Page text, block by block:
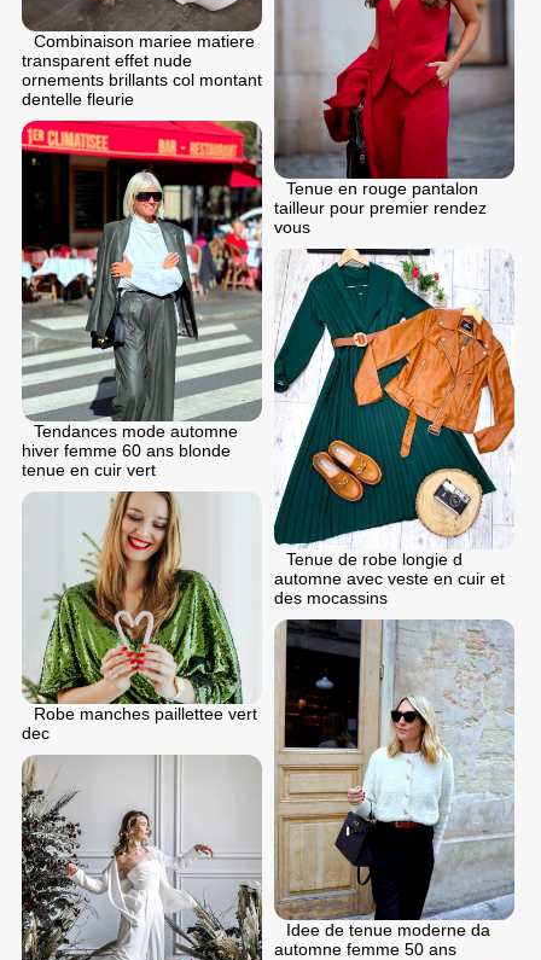
Combinaison mariee matiere
transparent effet nude
ornements brillants col montant
dentelle fleurie
Tenue en rouge pantalon
tailleur pour premier rendez
vous
Tendances mode automne
hiver femme 60 ans blonde
tenue en cuir vert
Tenue de robe longie d
automne avec veste en cuir et
des mocassins
Robe manches paillettee vert
dec
Idee de tenue moderne da
automne femme 50 ans